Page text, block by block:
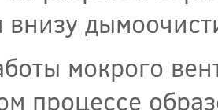
мокрого
процессе